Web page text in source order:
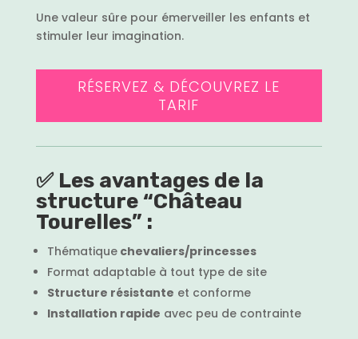
Une valeur sûre pour émerveiller les enfants et
stimuler leur imagination.
RÉSERVEZ & DÉCOUVREZ LE
TARIF
✅ Les avantages de la
structure “Château
Tourelles” :
Thématiquechevaliers/princesses
Format adaptable à tout type de site
Structure résistante et conforme
Installation rapide avec peu de contrainte